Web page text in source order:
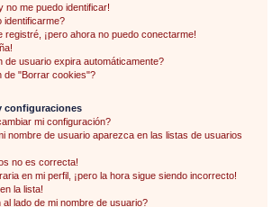
no me puedo identificar!
identificarme?
registré, ¡pero ahora no puedo conectarme!
de usuario expira automáticamente?
de "Borrar cookies"?
configuraciones
mi configuración?
nombre de usuario aparezca en las listas de usuarios
no es correcta!
en mi perfil, ¡pero la hora sigue siendo incorrecto!
la lista!
lado de mi nombre de usuario?